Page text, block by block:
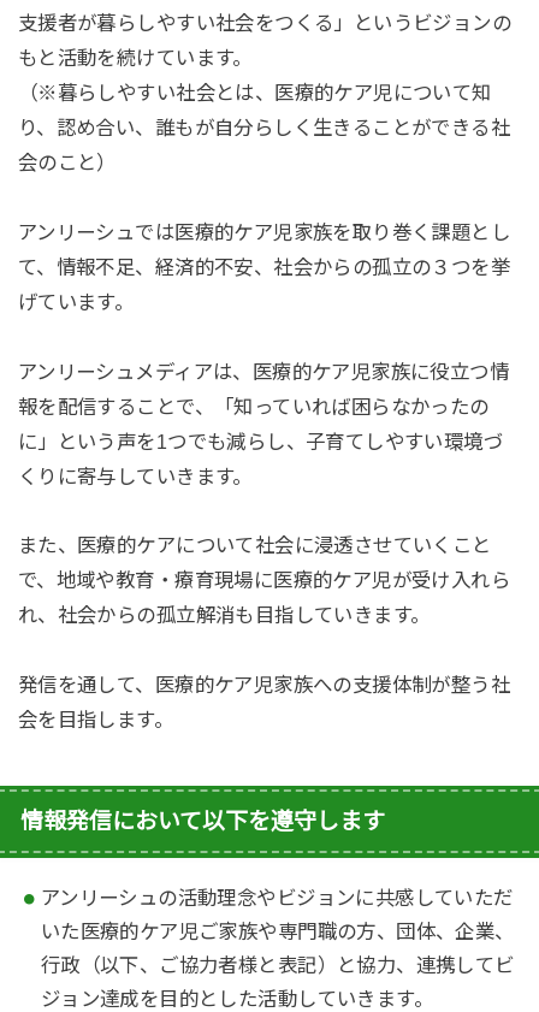
支援者が暮らしやすい社会をつくる」というビジョンの
もと活動を続けています。
（※暮らしやすい社会とは、医療的ケア児について知
り、認め合い、誰もが自分らしく生きることができる社
会のこと）
アンリーシュでは医療的ケア児家族を取り巻く課題とし
て、情報不足、経済的不安、社会からの孤立の３つを挙
げています。
アンリーシュメディアは、医療的ケア児家族に役立つ情
報を配信することで、「知っていれば困らなかったの
に」という声を1つでも減らし、子育てしやすい環境づ
くりに寄与していきます。
また、医療的ケアについて社会に浸透させていくこと
で、地域や教育・療育現場に医療的ケア児が受け入れら
れ、社会からの孤立解消も目指していきます。
発信を通して、医療的ケア児家族への支援体制が整う社
会を目指します。
情報発信において以下を遵守します
アンリーシュの活動理念やビジョンに共感していただ
いた医療的ケア児ご家族や専門職の方、団体、企業、
行政（以下、ご協力者様と表記）と協力、連携してビ
ジョン達成を目的とした活動していきます。